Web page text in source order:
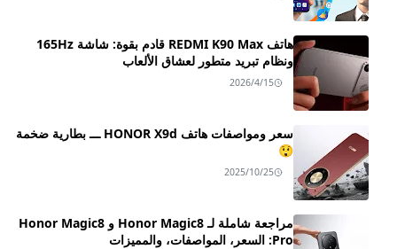
هاتف REDMI K90 Max قادم بقوة: شاشة 165Hz
ونظام تبريد متطور لعشاق الألعاب
2026/4/15
سعر ومواصفات هاتف HONOR X9d ـــ بطارية ضخمة
😲
2025/10/25
مراجعة شاملة لـ Honor Magic8 و Honor Magic8
Pro: السعر، المواصفات، والمميزات